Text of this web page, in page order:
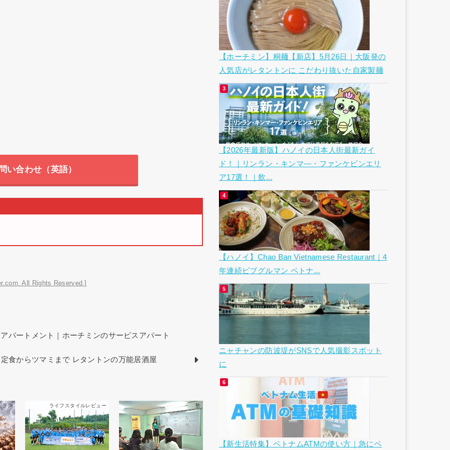
い合わせ（英語）
All Rights Reserved.]
パートメント｜ホーチミンのサービスアパート
食からツマミまで レタントンの万能居酒屋
ラン ライフスタイルレビュー 塾
【ホーチミン】桐麺【新店】5月26日｜大阪発の
人気店がレタントンに こだわり抜いた自家製麺
【2026年最新版】ハノイの日本人街最新ガイ
ド！｜リンラン・キンマ―・ファンケビンエリ
ア17選！｜飲...
【ハノイ】Chao Ban Vietnamese Restaurant｜4
年連続ビブグルマン ベトナ...
ニャチャンの防波堤がSNSで人気撮影スポット
に
【新生活特集】ベトナムATMの使い方｜急にベ